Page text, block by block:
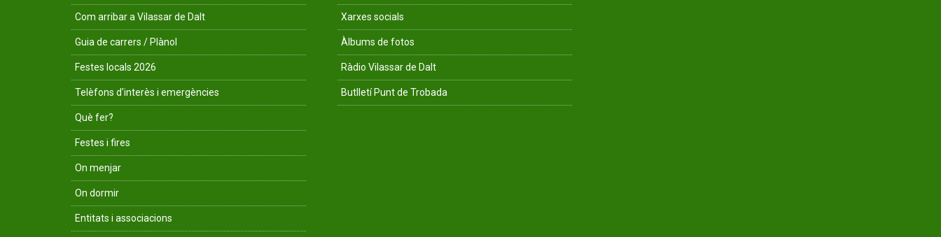
Com arribar a Vilassar de Dalt
Guia de carrers / Plànol
Festes locals 2026
Telèfons d'interès i emergències
Què fer?
Festes i fires
On menjar
On dormir
Entitats i associacions
Xarxes socials
Àlbums de fotos
Ràdio Vilassar de Dalt
Butlletí Punt de Trobada